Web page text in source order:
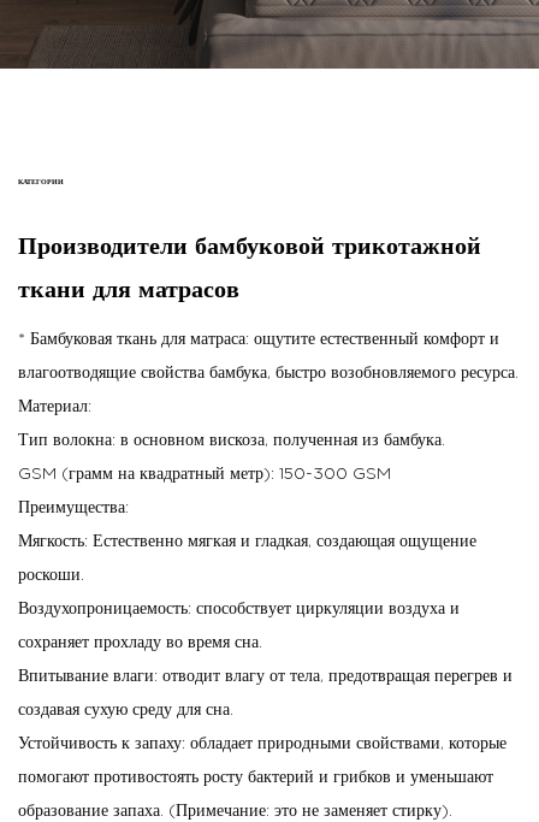
КАТЕГОРИИ
Производители бамбуковой трикотажной
ткани для матрасов
* Бамбуковая ткань для матраса: ощутите естественный комфорт и
влагоотводящие свойства бамбука, быстро возобновляемого ресурса.
Материал:
Тип волокна: в основном вискоза, полученная из бамбука.
GSM (грамм на квадратный метр): 150-300 GSM
Преимущества:
Мягкость: Естественно мягкая и гладкая, создающая ощущение
роскоши.
Воздухопроницаемость: способствует циркуляции воздуха и
сохраняет прохладу во время сна.
Впитывание влаги: отводит влагу от тела, предотвращая перегрев и
создавая сухую среду для сна.
Устойчивость к запаху: обладает природными свойствами, которые
помогают противостоять росту бактерий и грибков и уменьшают
образование запаха. (Примечание: это не заменяет стирку).